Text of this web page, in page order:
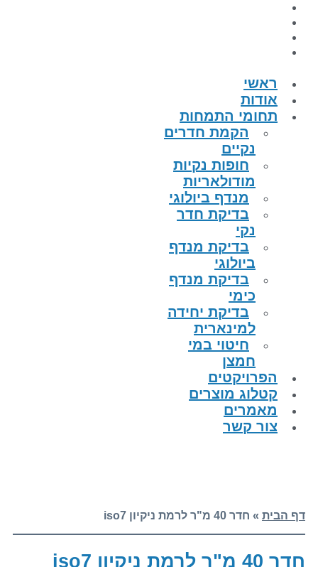
ראשי
אודות
תחומי התמחות
הקמת חדרים
נקיים
חופות נקיות
מודולאריות
מנדף ביולוגי
בדיקת חדר
נקי
בדיקת מנדף
ביולוגי
בדיקת מנדף
כימי
בדיקת יחידה
למינארית
חיטוי במי
חמצן
הפרויקטים
קטלוג מוצרים
מאמרים
צור קשר
דף הבית » חדר 40 מ"ר לרמת ניקיון iso7
חדר 40 מ"ר לרמת ניקיון iso7